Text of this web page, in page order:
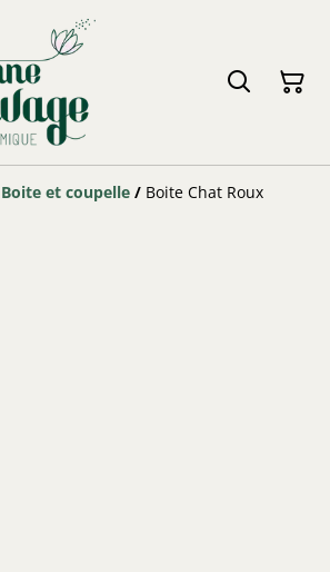
Boite et coupelle / Boite Chat Roux